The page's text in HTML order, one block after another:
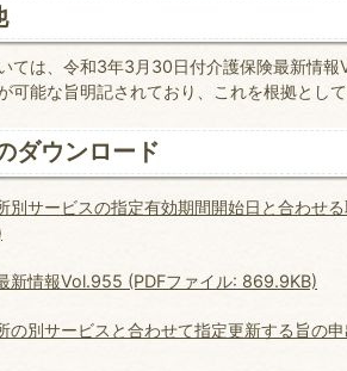
ては、令和3年3月30日付介護保険最新情
可能な旨明記されており、これを根拠とし
ダウンロード
別サービスの指定有効期間開始日と合わせ
新情報Vol.955 (PDFファイル: 869.9KB)
の別サービスと合わせて指定更新する旨の